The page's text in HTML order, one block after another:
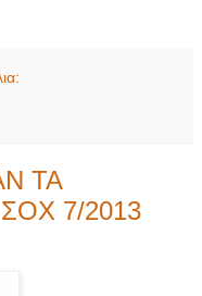
ΤΑ
7/2013